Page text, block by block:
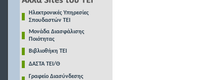
Ηλεκτρονικές Υπηρεσίες
Σπουδαστών ΤΕΙ
Μονάδα Διασφάλισης
Ποιότητας
Βιβλιοθήκη ΤΕΙ
ΔΑΣΤΑ ΤΕΙ/Θ
Γραφείο Διασύνδεσης